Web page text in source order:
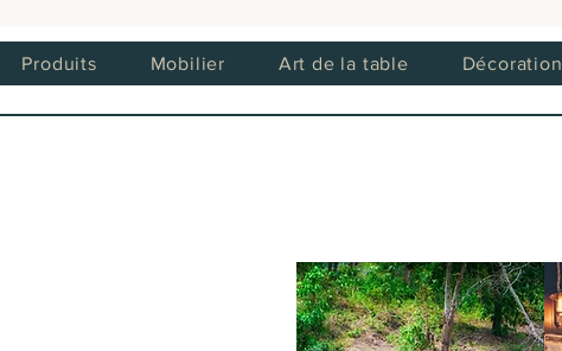
Produits Mobilier Art de la table Décoration